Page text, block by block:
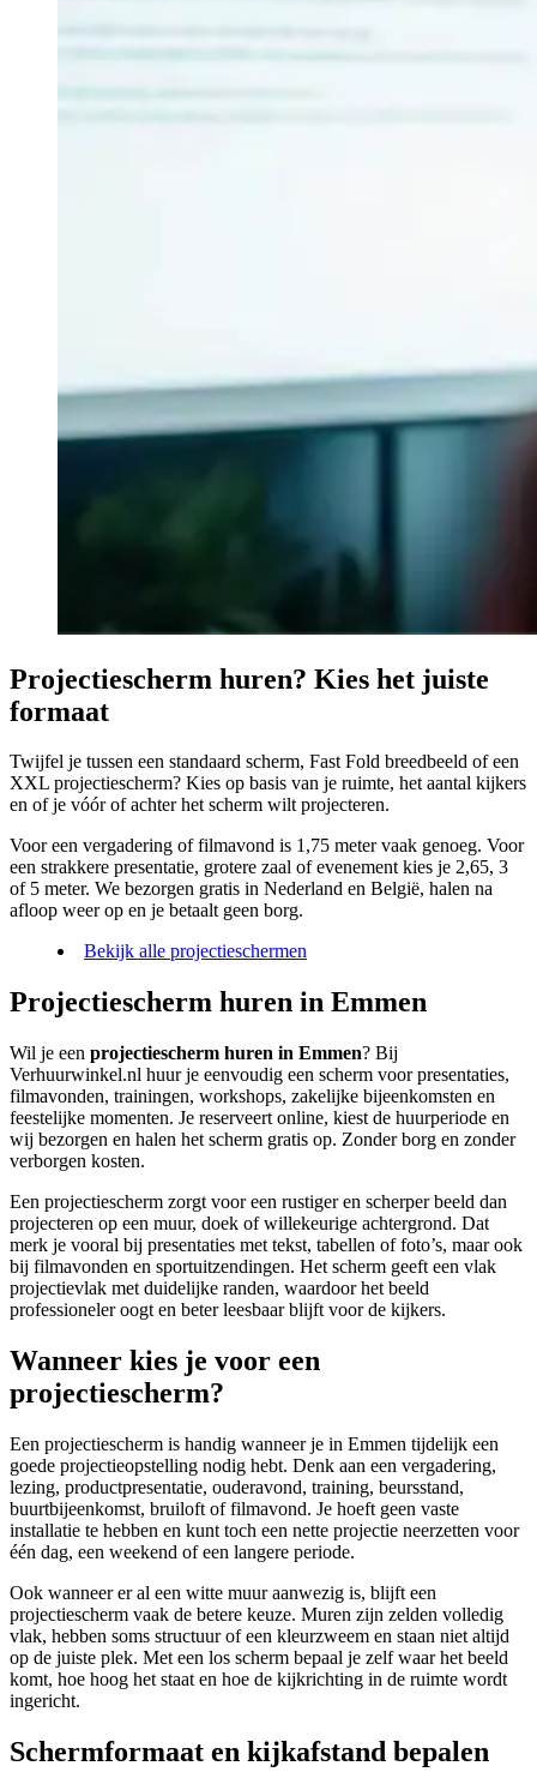
Projectiescherm huren? Kies het juiste
formaat
Twijfel je tussen een standaard scherm, Fast Fold breedbeeld of een
XXL projectiescherm? Kies op basis van je ruimte, het aantal kijkers
en of je vóór of achter het scherm wilt projecteren.
Voor een vergadering of filmavond is 1,75 meter vaak genoeg. Voor
een strakkere presentatie, grotere zaal of evenement kies je 2,65, 3
of 5 meter. We bezorgen gratis in Nederland en België, halen na
afloop weer op en je betaalt geen borg.
Bekijk alle projectieschermen
Projectiescherm huren in Emmen
Wil je een projectiescherm huren in Emmen? Bij
Verhuurwinkel.nl huur je eenvoudig een scherm voor presentaties,
filmavonden, trainingen, workshops, zakelijke bijeenkomsten en
feestelijke momenten. Je reserveert online, kiest de huurperiode en
wij bezorgen en halen het scherm gratis op. Zonder borg en zonder
verborgen kosten.
Een projectiescherm zorgt voor een rustiger en scherper beeld dan
projecteren op een muur, doek of willekeurige achtergrond. Dat
merk je vooral bij presentaties met tekst, tabellen of foto’s, maar ook
bij filmavonden en sportuitzendingen. Het scherm geeft een vlak
projectievlak met duidelijke randen, waardoor het beeld
professioneler oogt en beter leesbaar blijft voor de kijkers.
Wanneer kies je voor een
projectiescherm?
Een projectiescherm is handig wanneer je in Emmen tijdelijk een
goede projectieopstelling nodig hebt. Denk aan een vergadering,
lezing, productpresentatie, ouderavond, training, beursstand,
buurtbijeenkomst, bruiloft of filmavond. Je hoeft geen vaste
installatie te hebben en kunt toch een nette projectie neerzetten voor
één dag, een weekend of een langere periode.
Ook wanneer er al een witte muur aanwezig is, blijft een
projectiescherm vaak de betere keuze. Muren zijn zelden volledig
vlak, hebben soms structuur of een kleurzweem en staan niet altijd
op de juiste plek. Met een los scherm bepaal je zelf waar het beeld
komt, hoe hoog het staat en hoe de kijkrichting in de ruimte wordt
ingericht.
Schermformaat en kijkafstand bepalen